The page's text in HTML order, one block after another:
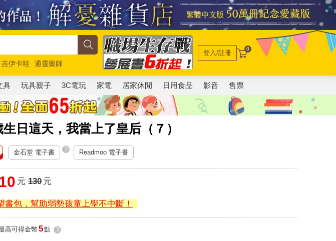
吉伊卡哇
通靈藥師
超慢跑
登入/註冊 0
具 玩具親子 3C電玩 家電 居家休閒 日用食品 影音 售票
日這天，我當上了皇后（７）
金石堂 電子書 ? Readmoo 電子書
元 130元
書包，幫助弱勢孩童上學不中斷！
高可得金幣 5點 ?